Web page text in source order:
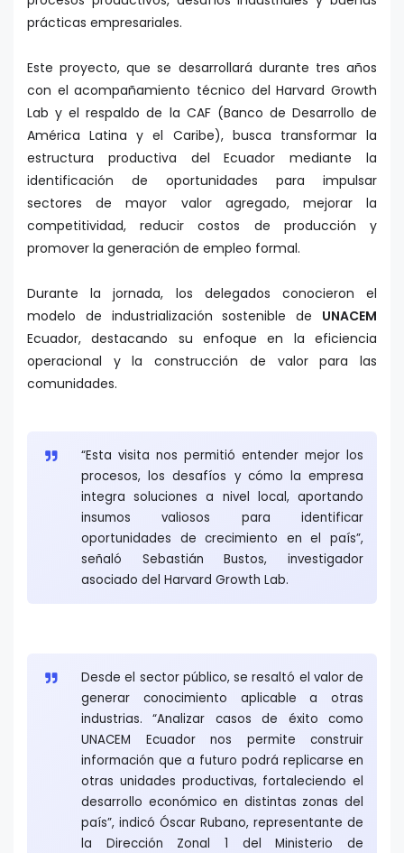
prácticas empresariales.
Este proyecto, que se desarrollará durante tres años
con el acompañamiento técnico del Harvard Growth
Lab y el respaldo de la CAF (Banco de Desarrollo de
América Latina y el Caribe), busca transformar la
estructura productiva del Ecuador mediante la
identificación de oportunidades para impulsar
sectores de mayor valor agregado, mejorar la
competitividad, reducir costos de producción y
promover la generación de empleo formal.
Durante la jornada, los delegados conocieron el
modelo de industrialización sostenible de UNACEM
Ecuador, destacando su enfoque en la eficiencia
operacional y la construcción de valor para las
comunidades.
“Esta visita nos permitió entender mejor los
procesos, los desafíos y cómo la empresa
integra soluciones a nivel local, aportando
insumos valiosos para identificar
oportunidades de crecimiento en el país”,
señaló Sebastián Bustos, investigador
asociado del Harvard Growth Lab.
Desde el sector público, se resaltó el valor de
generar conocimiento aplicable a otras
industrias. “Analizar casos de éxito como
UNACEM Ecuador nos permite construir
información que a futuro podrá replicarse en
otras unidades productivas, fortaleciendo el
desarrollo económico en distintas zonas del
país”, indicó Óscar Rubano, representante de
la Dirección Zonal 1 del Ministerio de